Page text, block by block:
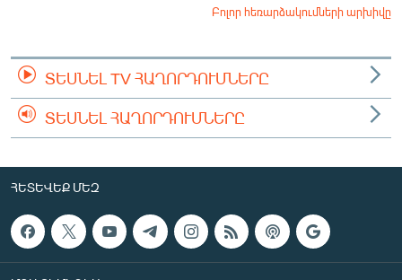
Բոլոր հեռարձակումների արխիվը
ՏԵՍՆԵԼ TV ՀԱՂՈՐԴՈՒՄՆԵՐԸ
ՏԵՍՆԵԼ ՀԱՂՈՐԴՈՒՄՆԵՐԸ
ՀԵՏԵՎԵՔ ՄԵԶ